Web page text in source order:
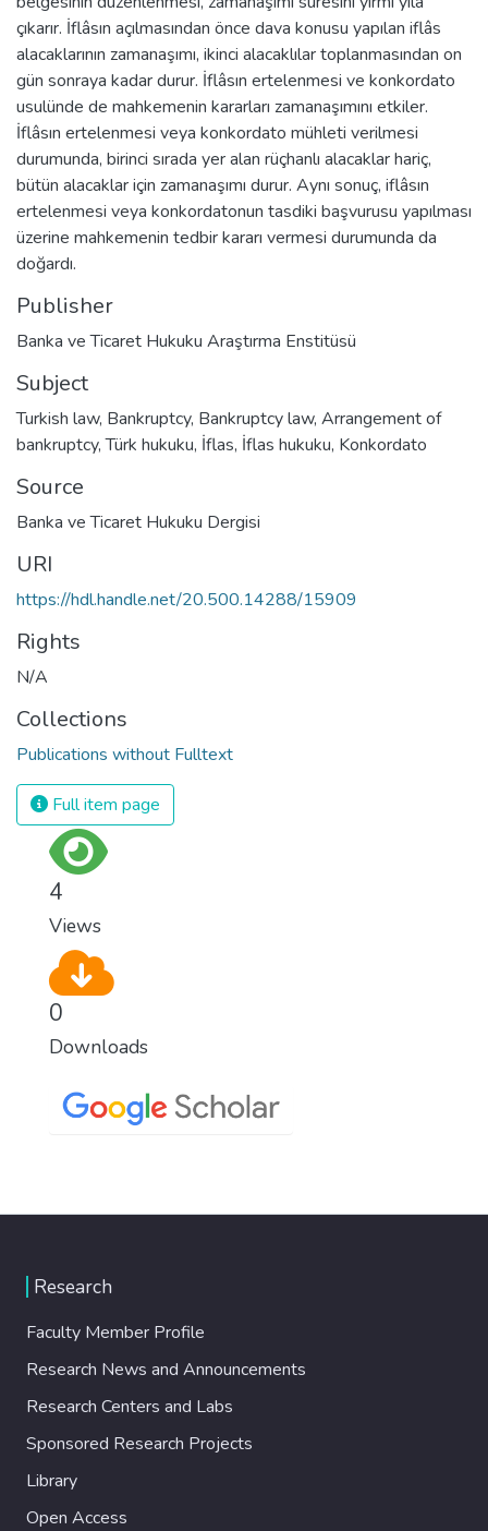
çıkarır. İflâsın açılmasından önce dava konusu yapılan iflâs
alacaklarının zamanaşımı, ikinci alacaklılar toplanmasından on
gün sonraya kadar durur. İflâsın ertelenmesi ve konkordato
usulünde de mahkemenin kararları zamanaşımını etkiler.
İflâsın ertelenmesi veya konkordato mühleti verilmesi
durumunda, birinci sırada yer alan rüçhanlı alacaklar hariç,
bütün alacaklar için zamanaşımı durur. Aynı sonuç, iflâsın
ertelenmesi veya konkordatonun tasdiki başvurusu yapılması
üzerine mahkemenin tedbir kararı vermesi durumunda da
doğardı.
Publisher
Banka ve Ticaret Hukuku Araştırma Enstitüsü
Subject
Turkish law, Bankruptcy, Bankruptcy law, Arrangement of
bankruptcy,Türk hukuku, İflas, İflas hukuku, Konkordato
Source
Banka ve Ticaret Hukuku Dergisi
URI
https://hdl.handle.net/20.500.14288/15909
Rights
N/A
Collections
Publications without Fulltext
Full item page
4
Views
0
Downloads
Research
Faculty Member Profile
Research News and Announcements
Research Centers and Labs
Sponsored Research Projects
Library
Open Access